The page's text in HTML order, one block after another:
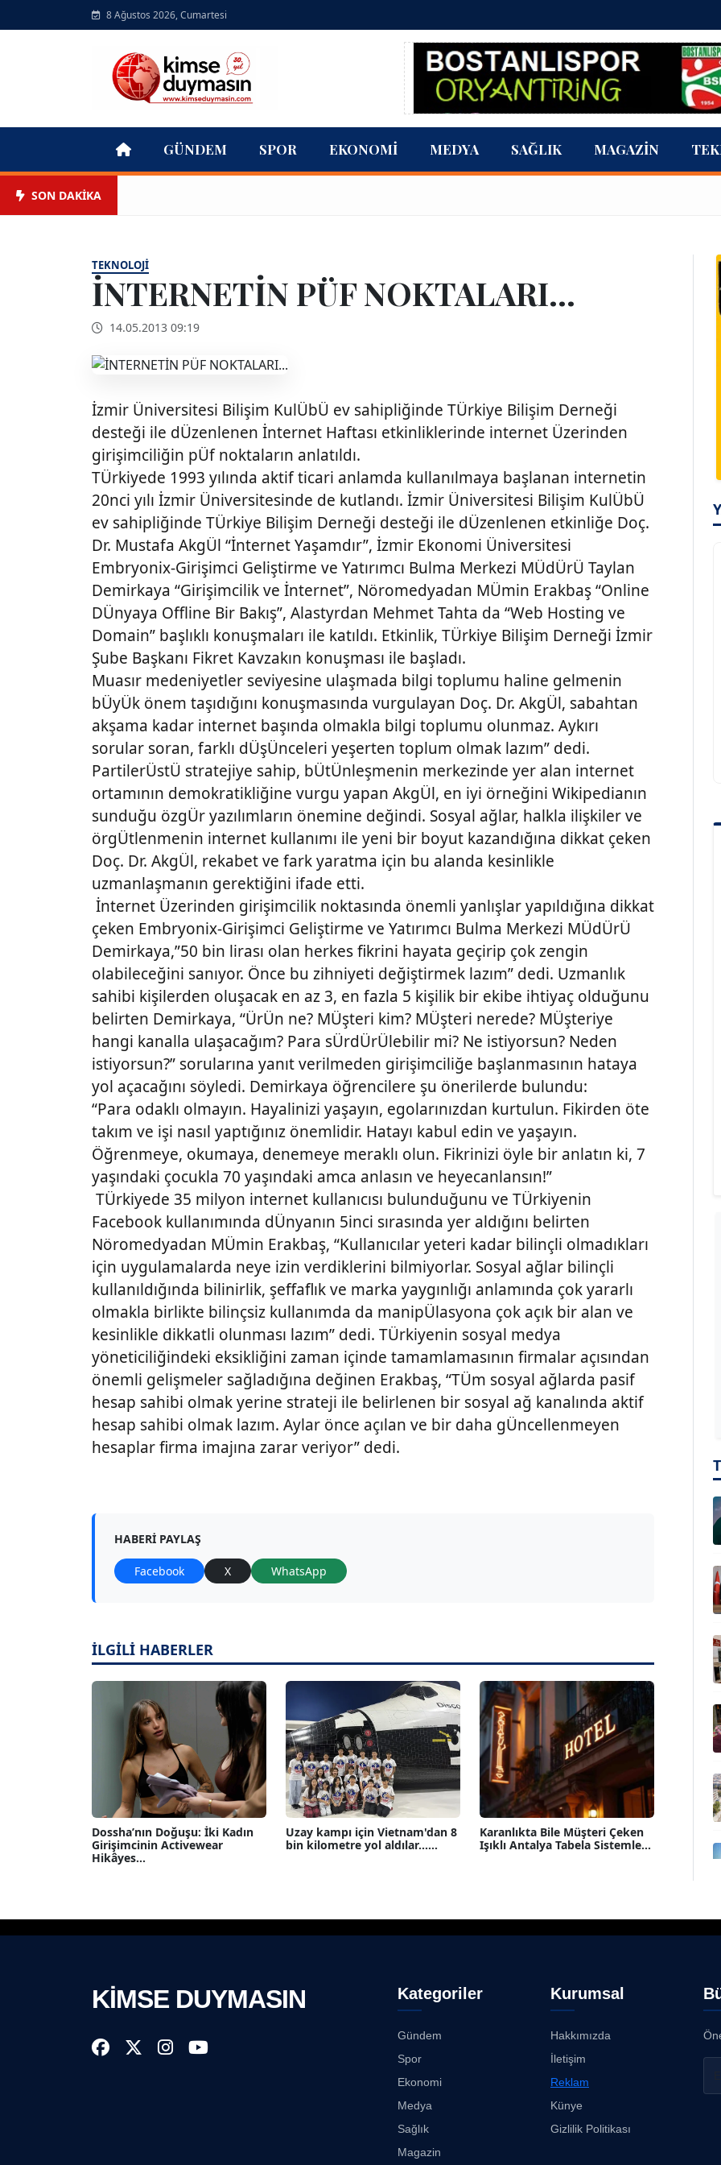
8 Ağustos 2026, Cumartesi
GÜNDEM SPOR EKONOMI MEDYA SAĞLIK MAGAZIN
SON DAKİKA
TEKNOLOJI
İNTERNETİN PÜF NOKTALARI...
14.05.2013 09:19
İzmir Üniversitesi Bilişim KulÜbÜ ev sahipliğinde TÜrkiye Bilişim Derneği
desteği ile dÜzenlenen İnternet Haftası etkinliklerinde internet Üzerinden
girişimciliğin pÜf noktaların anlatıldı.
TÜrkiyede 1993 yılında aktif ticari anlamda kullanılmaya başlanan internetin
20nci yılı İzmir Üniversitesinde de kutlandı. İzmir Üniversitesi Bilişim KulÜbÜ
ev sahipliğinde TÜrkiye Bilişim Derneği desteği ile dÜzenlenen etkinliğe Doç.
Dr. Mustafa AkgÜl “İnternet Yaşamdır”, İzmir Ekonomi Üniversitesi
Embryonix-Girişimci Geliştirme ve Yatırımcı Bulma Merkezi MÜdÜrÜ Taylan
Demirkaya “Girişimcilik ve İnternet”, Nöromedyadan MÜmin Erakbaş “Online
DÜnyaya Offline Bir Bakış”, Alastyrdan Mehmet Tahta da “Web Hosting ve
Domain” başlıklı konuşmaları ile katıldı. Etkinlik, TÜrkiye Bilişim Derneği İzmir
Şube Başkanı Fikret Kavzakın konuşması ile başladı.
Muasır medeniyetler seviyesine ulaşmada bilgi toplumu haline gelmenin
bÜyÜk önem taşıdığını konuşmasında vurgulayan Doç. Dr. AkgÜl, sabahtan
akşama kadar internet başında olmakla bilgi toplumu olunmaz. Aykırı
sorular soran, farklı dÜşÜnceleri yeşerten toplum olmak lazım” dedi.
PartilerÜstÜ stratejiye sahip, bÜtÜnleşmenin merkezinde yer alan internet
ortamının demokratikliğine vurgu yapan AkgÜl, en iyi örneğini Wikipedianın
sunduğu özgÜr yazılımların önemine değindi. Sosyal ağlar, halkla ilişkiler ve
örgÜtlenmenin internet kullanımı ile yeni bir boyut kazandığına dikkat çeken
Doç. Dr. AkgÜl, rekabet ve fark yaratma için bu alanda kesinlikle
uzmanlaşmanın gerektiğini ifade etti.
İnternet Üzerinden girişimcilik noktasında önemli yanlışlar yapıldığına dikkat
çeken Embryonix-Girişimci Geliştirme ve Yatırımcı Bulma Merkezi MÜdÜrÜ
Demirkaya,”50 bin lirası olan herkes fikrini hayata geçirip çok zengin
olabileceğini sanıyor. Önce bu zihniyeti değiştirmek lazım” dedi. Uzmanlık
sahibi kişilerden oluşacak en az 3, en fazla 5 kişilik bir ekibe ihtiyaç olduğunu
belirten Demirkaya, “ÜrÜn ne? MÜşteri kim? MÜşteri nerede? MÜşteriye
hangi kanalla ulaşacağım? Para sÜrdÜrÜlebilir mi? Ne istiyorsun? Neden
istiyorsun?” sorularına yanıt verilmeden girişimciliğe başlanmasının hataya
yol açacağını söyledi. Demirkaya öğrencilere şu önerilerde bulundu:
“Para odaklı olmayın. Hayalinizi yaşayın, egolarınızdan kurtulun. Fikirden öte
takım ve işi nasıl yaptığınız önemlidir. Hatayı kabul edin ve yaşayın.
Öğrenmeye, okumaya, denemeye meraklı olun. Fikrinizi öyle bir anlatın ki, 7
yaşındaki çocukla 70 yaşındaki amca anlasın ve heyecanlansın!”
TÜrkiyede 35 milyon internet kullanıcısı bulunduğunu ve TÜrkiyenin
Facebook kullanımında dÜnyanın 5inci sırasında yer aldığını belirten
Nöromedyadan MÜmin Erakbaş, “Kullanıcılar yeteri kadar bilinçli olmadıkları
için uygulamalarda neye izin verdiklerini bilmiyorlar. Sosyal ağlar bilinçli
kullanıldığında bilinirlik, şeffaflık ve marka yaygınlığı anlamında çok yararlı
olmakla birlikte bilinçsiz kullanımda da manipÜlasyona çok açık bir alan ve
kesinlikle dikkatli olunması lazım” dedi. TÜrkiyenin sosyal medya
yöneticiliğindeki eksikliğini zaman içinde tamamlamasının firmalar açısından
önemli gelişmeler sağladığına değinen Erakbaş, “TÜm sosyal ağlarda pasif
hesap sahibi olmak yerine strateji ile belirlenen bir sosyal ağ kanalında aktif
hesap sahibi olmak lazım. Aylar önce açılan ve bir daha gÜncellenmeyen
hesaplar firma imajına zarar veriyor” dedi.
HABERI PAYLAŞ
Facebook X WhatsApp
İLGİLİ HABERLER
Dossha’nın Doğuşu: İki Kadın
Girişimcinin Activewear
Hikâyes...
Uzay kampı için Vietnam'dan 8
bin kilometre yol aldılar......
Karanlıkta Bile Müşteri Çeken
Işıklı Antalya Tabela Sistemle...
KİMSE DUYMASIN Kategoriler
Gündem
Spor
Ekonomi
Medya
Sağlık
Magazin
Kurumsal
Hakkımızda
İletişim
Reklam
Künye
Gizlilik Politikası